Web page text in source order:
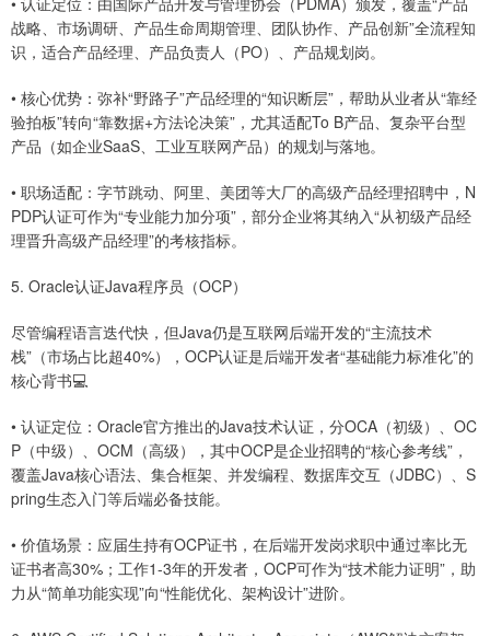
战略、市场调研、产品生命周期管理、团队协作、产品创新”全流程知
识，适合产品经理、产品负责人（PO）、产品规划岗。
• 核心优势：弥补“野路子”产品经理的“知识断层”，帮助从业者从“靠经
验拍板”转向“靠数据+方法论决策”，尤其适配To B产品、复杂平台型
产品（如企业SaaS、工业互联网产品）的规划与落地。
• 职场适配：字节跳动、阿里、美团等大厂的高级产品经理招聘中，N
PDP认证可作为“专业能力加分项”，部分企业将其纳入“从初级产品经
理晋升高级产品经理”的考核指标。
5. Oracle认证Java程序员（OCP）
尽管编程语言迭代快，但Java仍是互联网后端开发的“主流技术
栈”（市场占比超40%），OCP认证是后端开发者“基础能力标准化”的
核心背书💻
• 认证定位：Oracle官方推出的Java技术认证，分OCA（初级）、OC
P（中级）、OCM（高级），其中OCP是企业招聘的“核心参考线”，
覆盖Java核心语法、集合框架、并发编程、数据库交互（JDBC）、S
pring生态入门等后端必备技能。
• 价值场景：应届生持有OCP证书，在后端开发岗求职中通过率比无
证书者高30%；工作1-3年的开发者，OCP可作为“技术能力证明”，助
力从“简单功能实现”向“性能优化、架构设计”进阶。